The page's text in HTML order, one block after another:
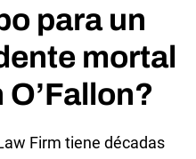
para un
mortal
Firm tiene décadas